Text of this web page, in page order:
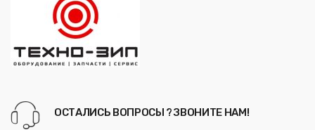
ОСТАЛИСЬ ВОПРОСЫ ? ЗВОНИТЕ НАМ!